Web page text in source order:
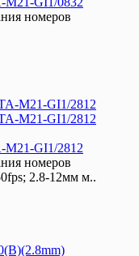
номеров
M21-GI1/2812
номеров
2.8-12мм м..